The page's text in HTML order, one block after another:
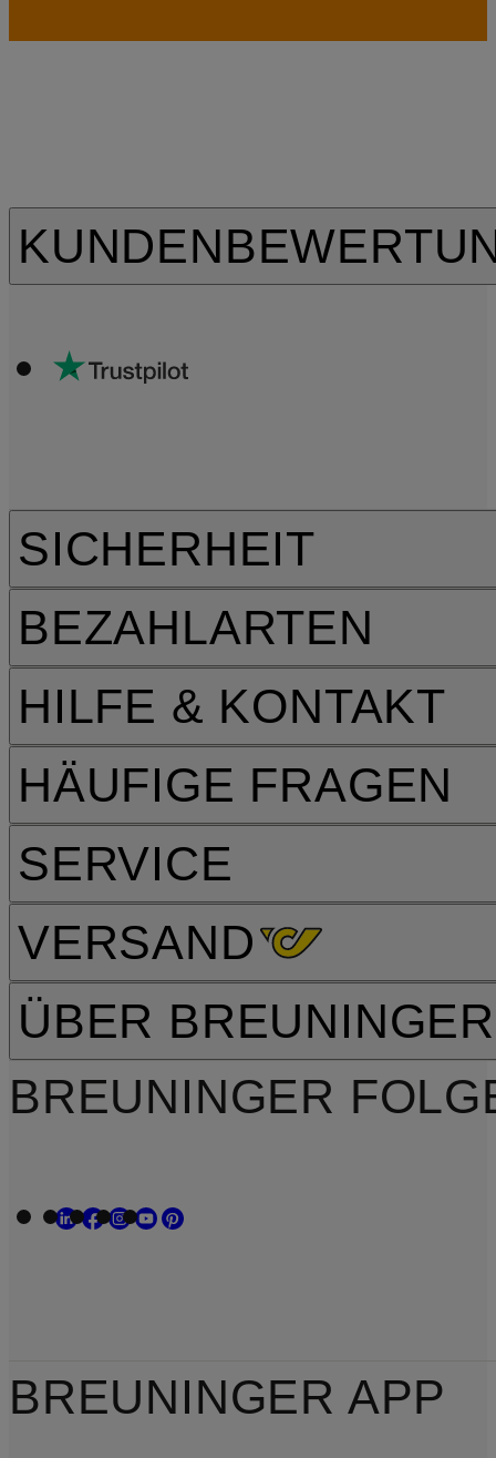
HILFE & KONTAKT
HÄUFIGE FRAGEN
SERVICE
VERSAND
SICHERHEIT
BEZAHLARTEN
ÜBER BREUNINGER
BREUNINGER
BREUNINGER APP